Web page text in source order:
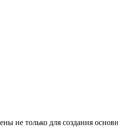
не только для создания